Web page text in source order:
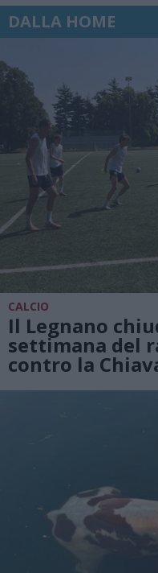
DALLA HOME
CALCIO
Il Legnano
settimana del
contro la